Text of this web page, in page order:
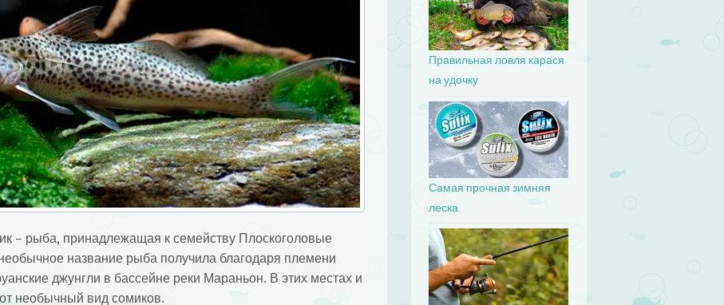
– рыба, принадлежащая к семейству Плоскоголовые
название рыба получила благодаря племени
джунгли в бассейне реки Мараньон. В этих местах и
необычный вид сомиков.
Правильная ловля карася
на удочку
Самая прочная зимняя
леска